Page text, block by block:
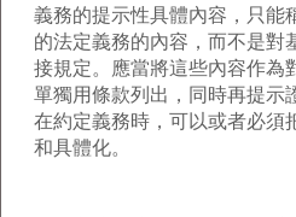
義務的提示性具體內容，只能
的法定義務的內容，而不是對
接規定。應當將這些內容作為
單獨用條款列出，同時再提示
在約定義務時，可以或者必須
和具體化。